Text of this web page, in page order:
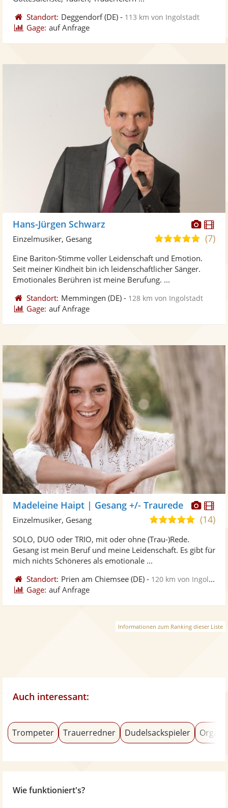
Standort: Deggendorf(DE) - 113 km von Ingolstadt
Gage: auf Anfrage
Fotos
Hans-Jürgen Schwarz
5,0
5
(7)
Einzelmusiker, Gesang
Eine Bariton-Stimme voller Leidenschaft und Emotion.
Seit meiner Kindheit bin ich leidenschaftlicher Sänger.
Emotionales Berühren ist meine Berufung. ...
Standort: Memmingen (DE) - 128 km von Ingolstadt
Gage: auf Anfrage
Madeleine Haipt | Gesang +/- Traurede
5,0
5
(14)
Einzelmusiker, Gesang
SOLO, DUO oder TRIO, mit oder ohne (Trau-)Rede.
Gesang ist mein Beruf und meine Leidenschaft. Es gibt für
mich nichts Schöneres als emotionale ...
Standort: Prien am Chiemsee (DE) - 120 km von Ingolstadt
Gage: auf Anfrage
Informationen zum Ranking dieser Liste
Auch interessant:
Trompeter Trauerredner Dudelsackspieler
Wie funktioniert's?